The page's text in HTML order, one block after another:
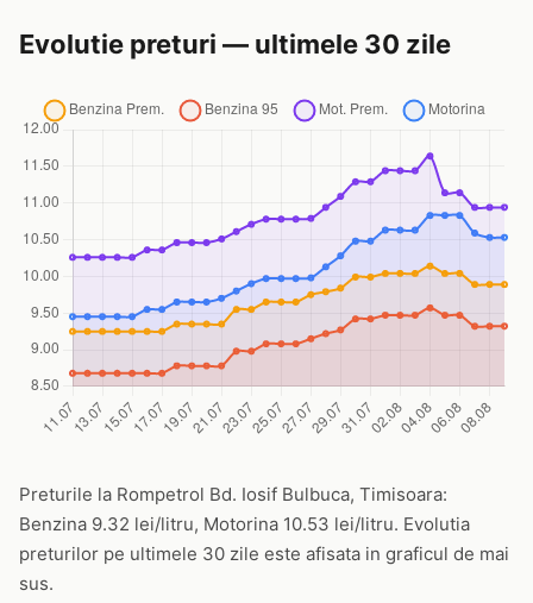
Evolutie preturi — ultimele 30 zile
Preturile la Rompetrol Bd. Iosif Bulbuca, Timisoara:
Benzina 9.32 lei/litru, Motorina 10.53 lei/litru. Evolutia
preturilor pe ultimele 30 zile este afisata in graficul de mai
sus.